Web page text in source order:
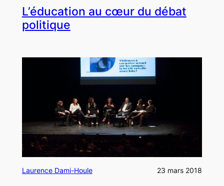
L’éducation au cœur du débat
politique
Laurence Dami-Houle 23 mars 2018